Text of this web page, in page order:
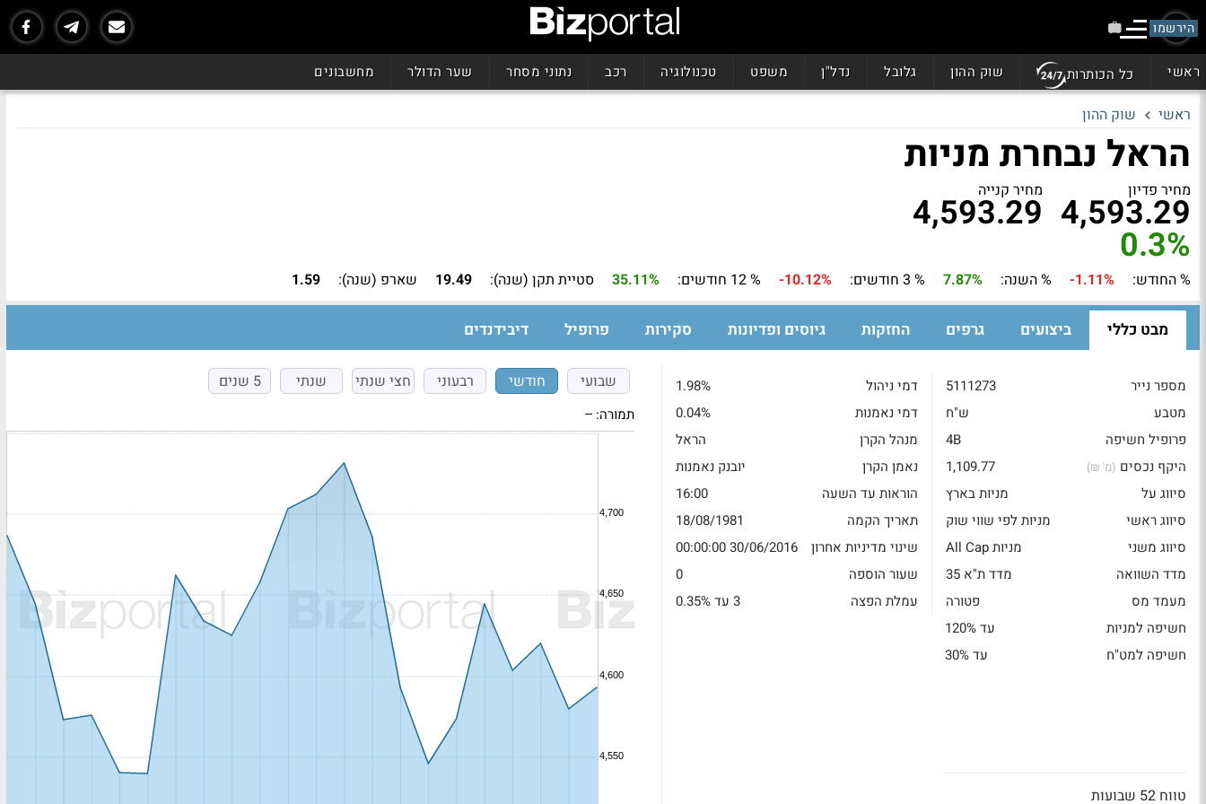
הירשמו
ראשי כל הכותרות שוק ההון גלובל נדל"ן משפט טכנולוגיה רכב נתוני מסחר שער הדולר מחשבונים
ראשי שוק ההון
הראל נבחרת מניות
מחיר פדיון
4,593.29 מחיר קנייה
4,593.29
0.3%
% החודש: -1.11% % השנה: 7.87% % 3 חודשים: -10.12% % 12 חודשים: 35.11% סטיית תקן (שנה): 19.49 שארפ (שנה): 1.59
מבט כללי ביצועים גרפים החזקות גיוסים ופדיונות סקירות פרופיל דיבידנדים
מספר נייר
5111273
מטבע
ש"ח
פרופיל חשיפה
4B
היקף נכסים (מ' ₪)
1,109.77
סיווג על
מניות בארץ
סיווג ראשי
מניות לפי שווי שוק
סיווג משני
מניות All Cap
מדד השוואה
מדד ת"א 35
מעמד מס
פטורה
דמי ניהול
1.98%
דמי נאמנות
0.04%
מנהל הקרן
הראל
נאמן הקרן
יובנק נאמנות
הוראות עד השעה
16:00
תאריך הקמה
18/08/1981
שינוי מדיניות אחרון
30/06/2016 00:00:00
שעור הוספה
0
עמלת הפצה
3 עד 0.35%
חשיפה למניות
עד 120%
חשיפה למט"ח
עד 30%
טווח 52 שבועות
שבועי חודשי רבעוני חצי שנתי שנתי 5 שנים
תמורה: --
נכון ל - 06/26